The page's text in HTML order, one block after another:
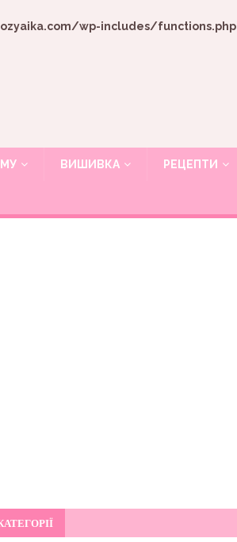
wp-includes/functions.php
ВИШИВКА РЕЦЕПТИ